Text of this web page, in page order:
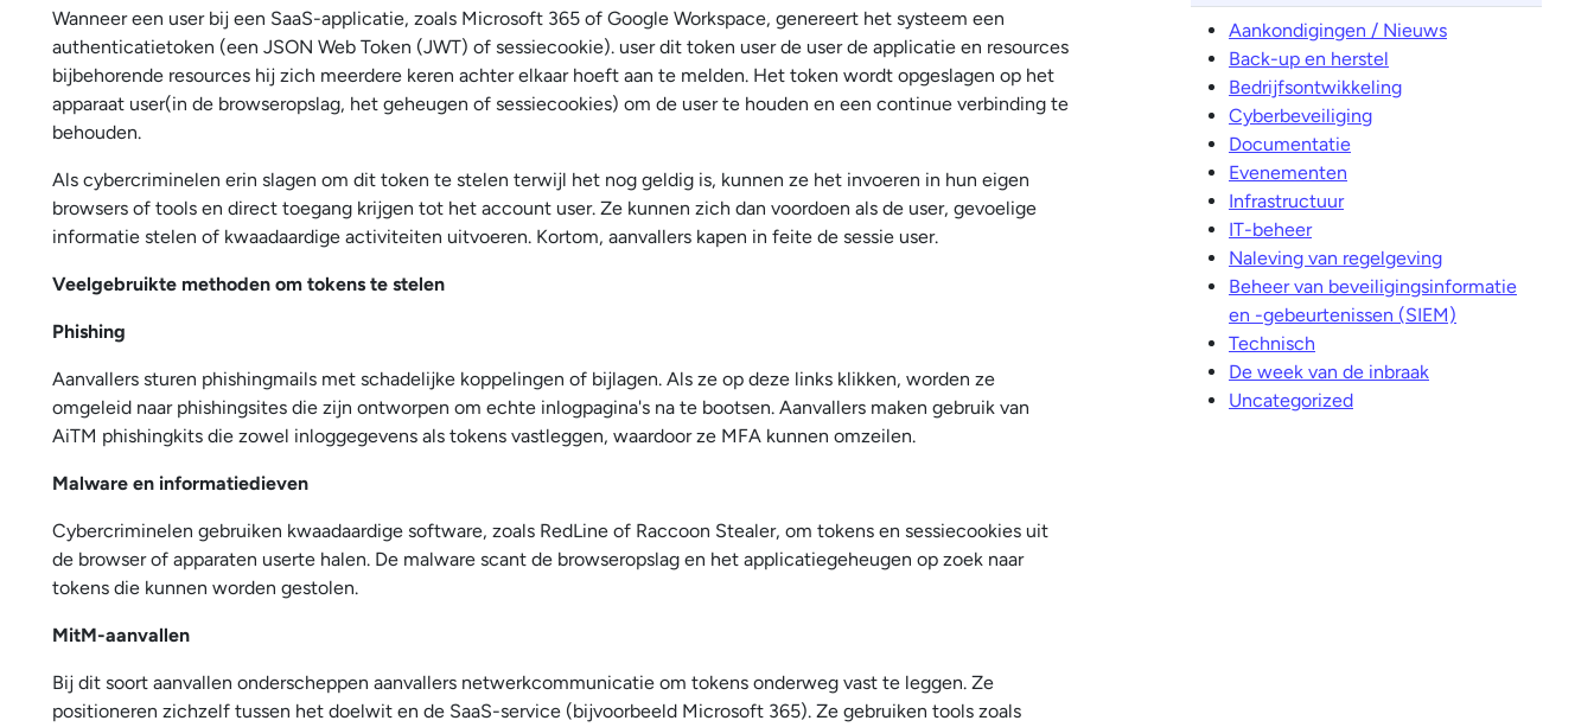
Wanneer een user bij een SaaS-applicatie, zoals Microsoft 365 of Google Workspace, genereert het systeem een
authenticatietoken (een JSON Web Token (JWT) of sessiecookie). user dit token user de user de applicatie en resources
bijbehorende resources hij zich meerdere keren achter elkaar hoeft aan te melden. Het token wordt opgeslagen op het
apparaat user(in de browseropslag, het geheugen of sessiecookies) om de user te houden en een continue verbinding te
behouden.
Als cybercriminelen erin slagen om dit token te stelen terwijl het nog geldig is, kunnen ze het invoeren in hun eigen
browsers of tools en direct toegang krijgen tot het account user. Ze kunnen zich dan voordoen als de user, gevoelige
informatie stelen of kwaadaardige activiteiten uitvoeren. Kortom, aanvallers kapen in feite de sessie user.
Veelgebruikte methoden om tokens te stelen
Phishing
Aanvallers sturen phishingmails met schadelijke koppelingen of bijlagen. Als ze op deze links klikken, worden ze
omgeleid naar phishingsites die zijn ontworpen om echte inlogpagina's na te bootsen. Aanvallers maken gebruik van
AiTM phishingkits die zowel inloggegevens als tokens vastleggen, waardoor ze MFA kunnen omzeilen.
Malware en informatiedieven
Cybercriminelen gebruiken kwaadaardige software, zoals RedLine of Raccoon Stealer, om tokens en sessiecookies uit
de browser of apparaten userte halen. De malware scant de browseropslag en het applicatiegeheugen op zoek naar
tokens die kunnen worden gestolen.
MitM-aanvallen
Bij dit soort aanvallen onderscheppen aanvallers netwerkcommunicatie om tokens onderweg vast te leggen. Ze
positioneren zichzelf tussen het doelwit en de SaaS-service (bijvoorbeeld Microsoft 365). Ze gebruiken tools zoals
Aankondigingen / Nieuws
Back-up en herstel
Bedrijfsontwikkeling
Cyberbeveiliging
Documentatie
Evenementen
Infrastructuur
IT-beheer
Naleving van regelgeving
Beheer van beveiligingsinformatie
en -gebeurtenissen (SIEM)
Technisch
De week van de inbraak
Uncategorized